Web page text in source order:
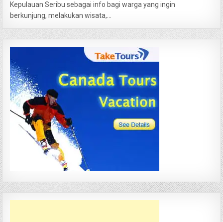
Kepulauan Seribu sebagai info bagi warga yang ingin
berkunjung, melakukan wisata,...